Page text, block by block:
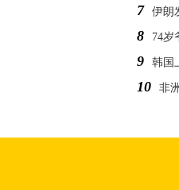
7 伊朗
8 74岁
9 韩国
10 非